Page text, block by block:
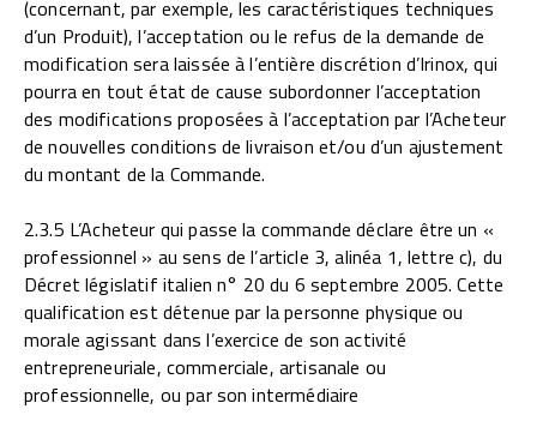
(concernant, par exemple, les caractéristiques techniques
d’un Produit), l’acceptation ou le refus de la demande de
modification sera laissée à l’entière discrétion d’Irinox, qui
pourra en tout état de cause subordonner l’acceptation
des modifications proposées à l’acceptation par l’Acheteur
de nouvelles conditions de livraison et/ou d’un ajustement
du montant de la Commande.
2.3.5 L’Acheteur qui passe la commande déclare être un «
professionnel » au sens de l’article 3, alinéa 1, lettre c), du
Décret législatif italien n° 20 du 6 septembre 2005. Cette
qualification est détenue par la personne physique ou
morale agissant dans l’exercice de son activité
entrepreneuriale, commerciale, artisanale ou
professionnelle, ou par son intermédiaire